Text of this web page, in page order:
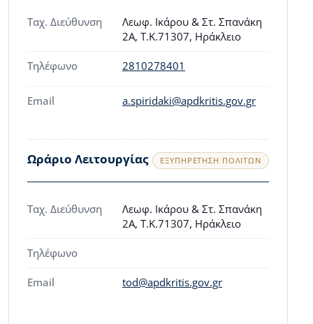
Ταχ. Διεύθυνση
Λεωφ. Ικάρου & Στ. Σπανάκη
2A, Τ.Κ.71307, Ηράκλειο
Τηλέφωνο 2810278401
Email a.spiridaki@apdkritis.gov.gr
Ωράριο Λειτουργίας ΕΞΥΠΗΡΈΤΗΣΗ ΠΟΛΙΤΏΝ
Ταχ. Διεύθυνση
Λεωφ. Ικάρου & Στ. Σπανάκη
2A, Τ.Κ.71307, Ηράκλειο
Τηλέφωνο
Email tod@apdkritis.gov.gr